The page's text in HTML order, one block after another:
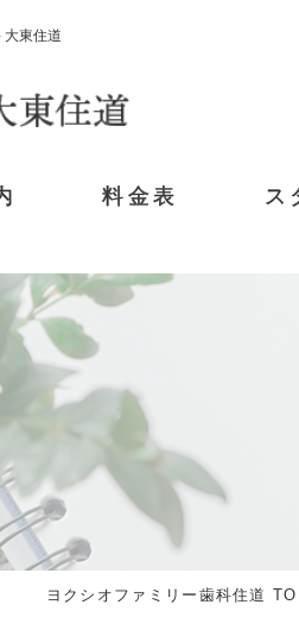
大東住道
料金表 ス
ヨクシオファミリー歯科住道